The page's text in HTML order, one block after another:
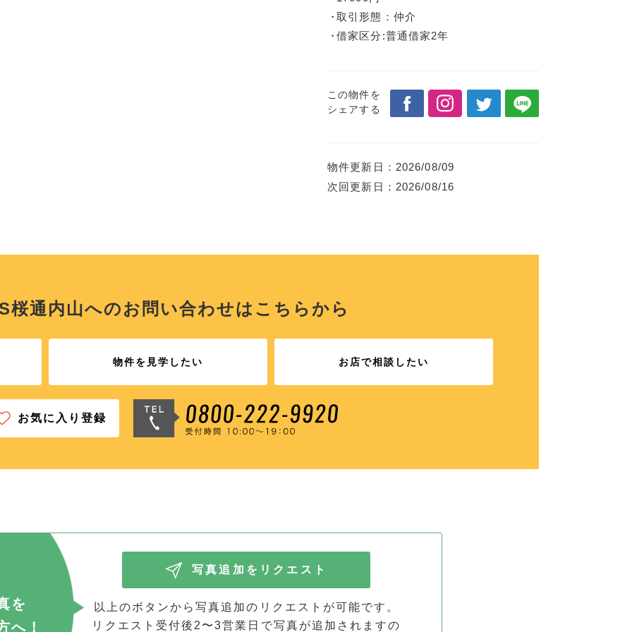
取引形態：仲介
借家区分:普通借家2年
この物件を
シェアする
物件更新日： 2026/08/09
次回更新日： 2026/08/16
桜通内山へのお問い合わせは こちらから
物件を見学したい お店で相談したい
お気に入り登録
を
へ！
写真追加をリクエスト
以上のボタンから写真追加のリクエストが可能です。
リクエスト受付後2〜3営業日で写真が追加されますの